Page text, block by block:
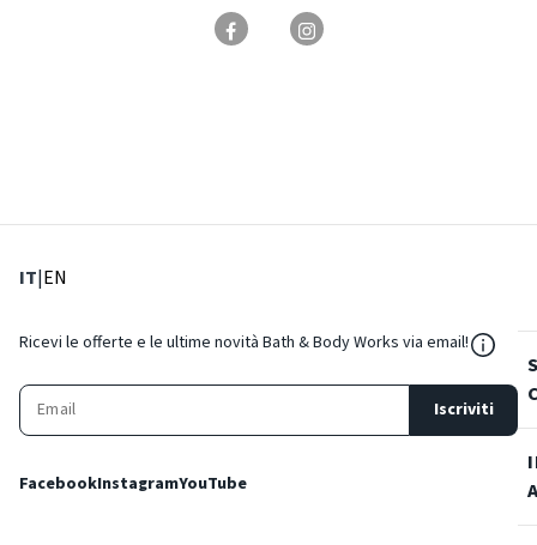
IT: Lingua corrente
|EN
Ricevi le offerte e le ultime novità Bath & Body Works via email!
Iscriviti
FacebookInstagramYouTube